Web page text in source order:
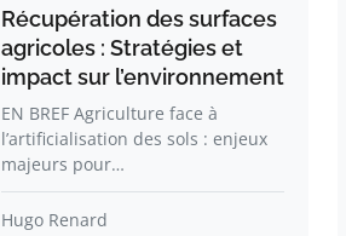
Récupération des surfaces
agricoles : Stratégies et
impact sur l’environnement
EN BREF Agriculture face à
l’artificialisation des sols : enjeux
majeurs pour…
Hugo Renard